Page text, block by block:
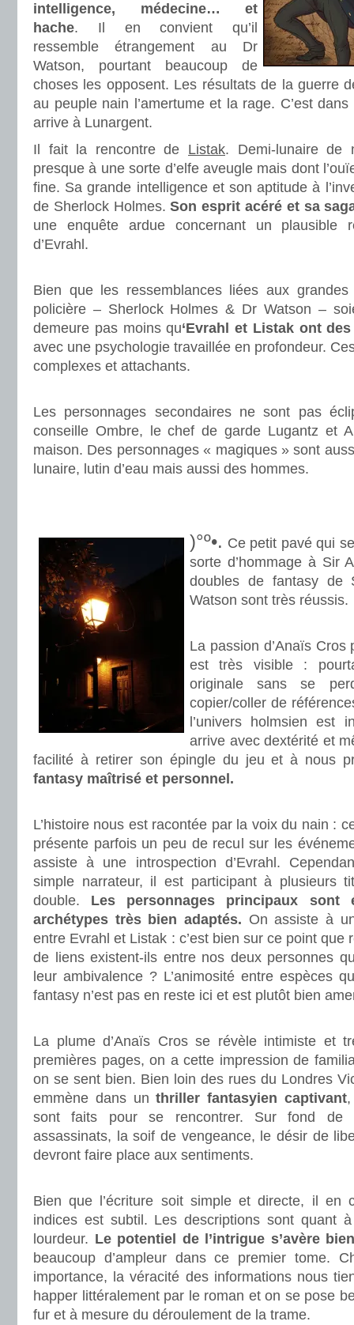
intelligence, médecine… et
hache. Il en convient qu’il
ressemble étrangement au Dr
Watson, pourtant beaucoup de
choses les opposent. Les résultats de la guerre
au peuple nain l’amertume et la rage. C’est
arrive à Lunargent.
Il fait la rencontre de Listak. Demi-lunaire de
presque à une sorte d’elfe aveugle mais dont
fine. Sa grande intelligence et son aptitude à
de Sherlock Holmes.Son esprit acéré et sa
une enquête ardue concernant un plausible
d’Evrahl.
Bien que les ressemblances liées aux
policière – Sherlock Holmes & Dr Watson –
demeure pas moins qu‘Evrahl et Listak ont
avec une psychologie travaillée en profondeur.
complexes et attachants.
Les personnages secondaires ne sont pas
conseille Ombre, le chef de garde Lugantz et
maison. Des personnages « magiques » sont
lunaire, lutin d’eau mais aussi des hommes.
)°º•. Ce petit pavé qui
sorte d’hommage à Sir
doubles de fantasy de
Watson sont très réussis.
La passion d’Anaïs
est très visible :
originale sans se
copier/coller de
l’univers holmsien est
arrive avec dextérité et
facilité à retirer son épingle du jeu et à nous
fantasy maîtrisé et personnel.
L’histoire nous est racontée par la voix du nain :
présente parfois un peu de recul sur les
assiste à une introspection d’Evrahl.
simple narrateur, il est participant à plusieurs
double. Les personnages principaux sont
archétypes très bien adaptés. On assiste à
entre Evrahl et Listak : c’est bien sur ce point que
de liens existent-ils entre nos deux personnes
leur ambivalence ? L’animosité entre espèces
fantasy n’est pas en reste ici et est plutôt bien
La plume d’Anaïs Cros se révèle intimiste et
premières pages, on a cette impression de
on se sent bien. Bien loin des rues du Londres
emmène dans unthriller fantasyien captivant,
sont faits pour se rencontrer. Sur fond de
assassinats, la soif de vengeance, le désir de
devront faire place aux sentiments.
Bien que l’écriture soit simple et directe, il en
indices est subtil. Les descriptions sont quant
lourdeur. Le potentiel de l’intrigue s’avère
beaucoup d’ampleur dans ce premier tome.
importance, la véracité des informations nous
happer littéralement par le roman et on se pose
fur et à mesure du déroulement de la trame.